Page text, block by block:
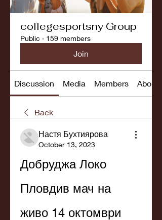
collegesportsny Group
Public · 159 members
Join
Discussion Media Members About
Back
Настя Бухтиярова
October 13, 2023
Добруджа Локо
Пловдив мач на
живо 14 октомври